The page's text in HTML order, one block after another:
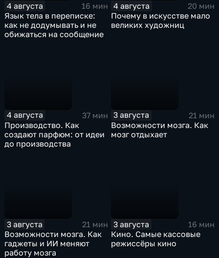
4 августа
16 мин
Язык тела в переписке:
как не додумывать и не
обижаться на сообщение
4 августа
20 мин
Почему в искусстве мало
великих художниц
4 августа
37 мин
Производство. Как
создают парфюм: от идеи
до производства
3 августа
21 мин
Возможности мозга. Как
мозг отдыхает
3 августа
21 мин
Возможности мозга. Как
гаджеты и ИИ меняют
работу мозга
3 августа
16 мин
Кино. Самые кассовые
режиссёры кино